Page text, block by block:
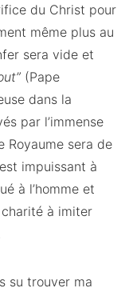
du Christ pour
même plus au
sera vide et
(Pape
dans la
par l’immense
Royaume sera de
impuissant à
à l’homme et
à imiter
su trouver ma